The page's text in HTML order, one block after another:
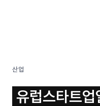
산업
유럽스타트업